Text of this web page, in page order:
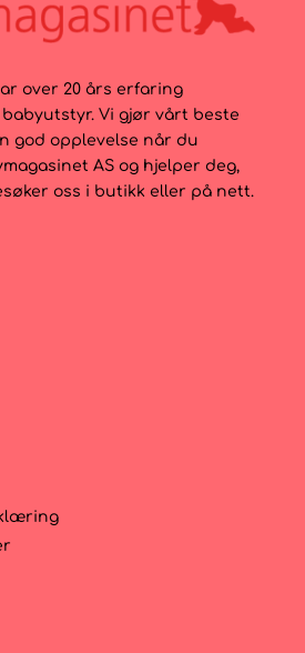
over 20 års erfaring
Vi gjør vårt beste
god opplevelse når du
AS og hjelper deg,
oss i butikk eller på nett.